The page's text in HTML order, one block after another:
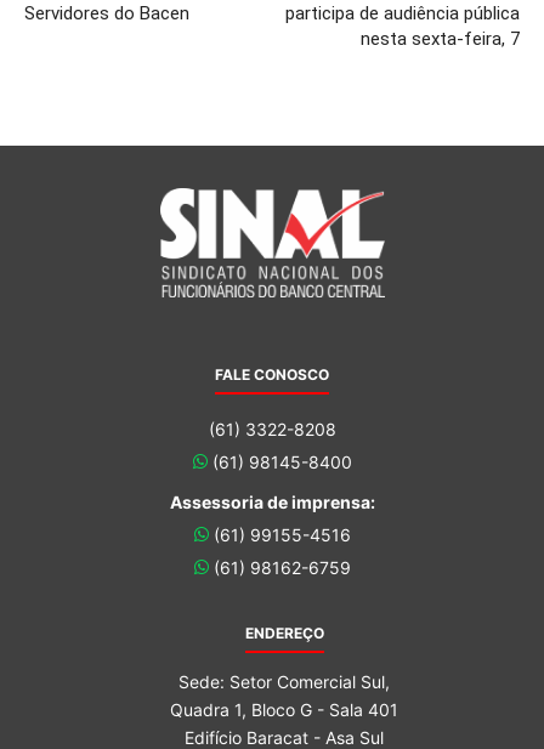
Servidores do Bacen
participa de audiência pública
nesta sexta-feira, 7
FALE CONOSCO
(61) 3322-8208
(61) 98145-8400
Assessoria de imprensa:
(61) 99155-4516
(61) 98162-6759
ENDEREÇO
Sede: Setor Comercial Sul,
Quadra 1, Bloco G - Sala 401
Edifício Baracat - Asa Sul